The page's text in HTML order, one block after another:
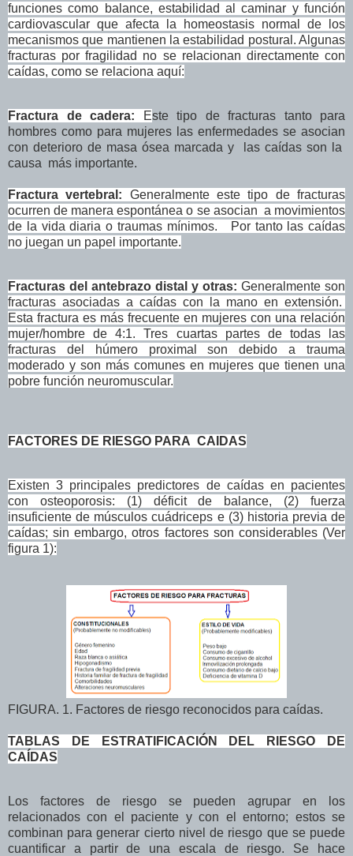
funciones como balance, estabilidad al caminar y función
cardiovascular que afecta la homeostasis normal de los
mecanismos que mantienen la estabilidad postural. Algunas
fracturas por fragilidad no se relacionan directamente con
caídas, como se relaciona aquí:
Fractura de cadera: Este tipo de fracturas tanto para
hombres como para mujeres las enfermedades se asocian
con deterioro de masa ósea marcada y las caídas son la
causa más importante.
Fractura vertebral: Generalmente este tipo de fracturas
ocurren de manera espontánea o se asocian a movimientos
de la vida diaria o traumas mínimos. Por tanto las caídas
no juegan un papel importante.
Fracturas del antebrazo distal y otras: Generalmente son
fracturas asociadas a caídas con la mano en extensión.
Esta fractura es más frecuente en mujeres con una relación
mujer/hombre de 4:1. Tres cuartas partes de todas las
fracturas del húmero proximal son debido a trauma
moderado y son más comunes en mujeres que tienen una
pobre función neuromuscular.
FACTORES DE RIESGO PARA CAIDAS
Existen 3 principales predictores de caídas en pacientes
con osteoporosis: (1) déficit de balance, (2) fuerza
insuficiente de músculos cuádriceps e (3) historia previa de
caídas; sin embargo, otros factores son considerables (Ver
figura 1):
FIGURA. 1. Factores de riesgo reconocidos para caídas.
TABLAS DE ESTRATIFICACIÓN DEL RIESGO DE
CAÍDAS
Los factores de riesgo se pueden agrupar en los
relacionados con el paciente y con el entorno; estos se
combinan para generar cierto nivel de riesgo que se puede
cuantificar a partir de una escala de riesgo. Se hace